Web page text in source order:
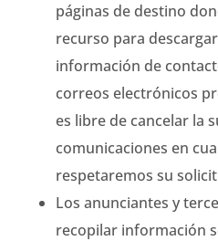
páginas de destino
recurso para
información de
correos electrónicos
es libre de cancelar la
comunicaciones en
respetaremos su
Los anunciantes y
recopilar información